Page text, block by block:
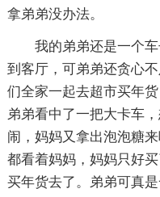
拿弟弟没办法。
我的弟弟还是一个
到客厅，可弟弟还贪心
们全家一起去超市买年
弟弟看中了一把大卡车
闹，妈妈又拿出泡泡糖
都看着妈妈，妈妈只好
买年货去了。弟弟可真是